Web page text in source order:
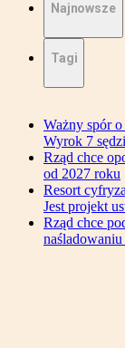
Najnowsze
Tagi
Ważny spór
Wyrok 7
Rząd chce
od 2027 roku
Resort
Jest projekt
Rząd chce